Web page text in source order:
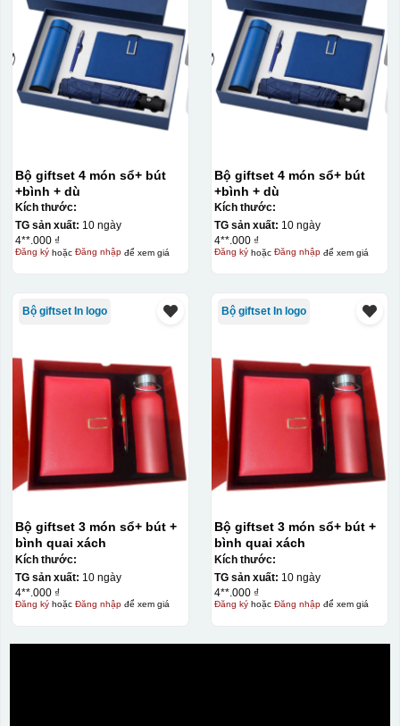
nung ở nhiệt độ 700-800 độ CDeacl có 1 nền màu
vàng, khi in ở nhiệt cao, nền đó sẽ cháy và biến mất để
lại mực in logo dính chết lên gốm sứ [gallery link="file"
size="full" ids="29792,29791,29790"]
Bộ giftset 4 món sổ+ bút
+bình + dù
Kích thước:
TG sản xuất: 10 ngày
4**.000 ₫
Đăng kýhoặc Đăng nhậpđể xem giá
Bộ giftset 4 món sổ+ bút
+bình + dù
Kích thước:
TG sản xuất: 10 ngày
4**.000 ₫
Đăng kýhoặc Đăng nhậpđể xem giá
Bộ giftset In logo
Bộ giftset 3 món sổ+ bút +
bình quai xách
Kích thước:
TG sản xuất: 10 ngày
4**.000 ₫
Đăng kýhoặc Đăng nhậpđể xem giá
Bộ giftset In logo
Bộ giftset 3 món sổ+ bút +
bình quai xách
Kích thước:
TG sản xuất: 10 ngày
4**.000 ₫
Đăng kýhoặc Đăng nhậpđể xem giá